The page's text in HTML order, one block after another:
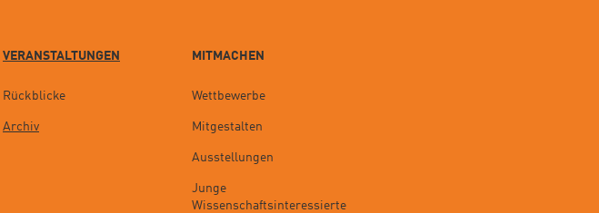
VERANSTALTUNGEN
Rückblicke
Archiv
MITMACHEN
Wettbewerbe
Mitgestalten
Ausstellungen
Junge
Wissenschaftsinteressierte